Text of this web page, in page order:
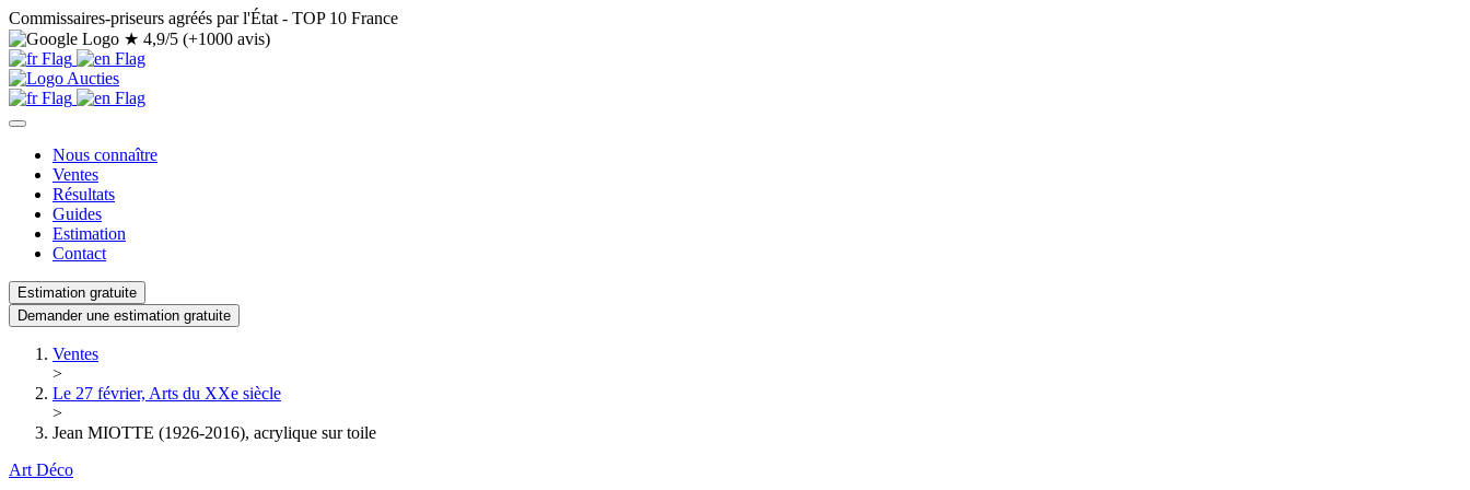
Commissaires-priseurs agréés par l'État - TOP 10 France
★ 4,9/5 (+1000 avis)
Nous connaître
Ventes
Résultats
Guides
Estimation
Contact
Estimation gratuite
Demander une estimation gratuite
Ventes
>
Le 27 février, Arts du XXe siècle
>
Jean MIOTTE (1926-2016), acrylique sur toile
Art Déco